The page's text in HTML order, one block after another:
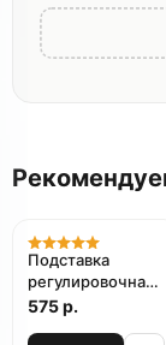
Подставка
регулировочная
ФУРНИТЕХ X-
575 р.